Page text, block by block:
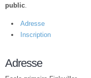
public.
Adresse
Inscription
Adresse